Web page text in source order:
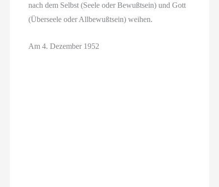
nach dem Selbst (Seele oder Bewußtsein) und Gott
(Überseele oder Allbewußtsein) weihen.
Am 4. Dezember 1952